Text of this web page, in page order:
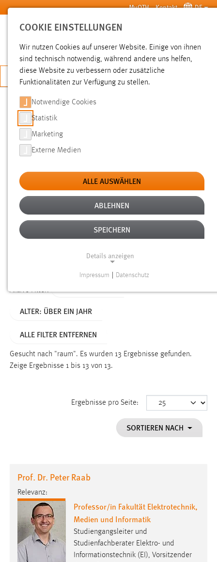
Zum Hauptinhalt springen MyOTH Kontakt DE
SUCHE
JETZT BEWERBEN
SUCHE
FILTER
Typ
Erstellungsdatum
Alter
Aktive Filter:
ALTER: ÜBER EIN JAHR
ALLE FILTER ENTFERNEN
Gesucht nach "raum". Es wurden 13 Ergebnisse gefunden.
Zeige Ergebnisse 1 bis 13 von 13.
Ergebnisse pro Seite:
SORTIEREN NACH
Prof. Dr. Peter Raab
Relevanz:
Professor/in Fakultät Elektrotechnik,
Medien und Informatik
Studiengangsleiter und
Studienfachberater Elektro- und
Informationstechnik (EI), Vorsitzender
COOKIE EINSTELLUNGEN
Wir nutzen Cookies auf unserer Website. Einige von ihnen
sind technisch notwendig, während andere uns helfen,
diese Website zu verbessern oder zusätzliche
Funktionalitäten zur Verfügung zu stellen.
Notwendige Cookies
Statistik
Marketing
Externe Medien
ALLE AUSWÄHLEN
ABLEHNEN
SPEICHERN
Details anzeigen
Funktionen und sind für die einwandfreie Funktion der
Name:
Dieser Cookie speichert die ausgewählten Einverständnis-
Performance
Name:
staticfilecache
Zweck:
Für performante Seitenauslieferung wird in diesem Cookie
gespeichert, ob man eingeloggt ist.
Impressum Datenschutz